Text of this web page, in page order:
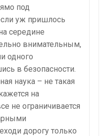
под
уж пришлось
середине
внимательным,
одного
в безопасности.
наука – не такая
на
не ограничивается
дорогу только